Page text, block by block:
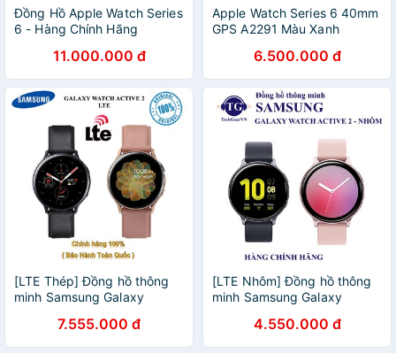
Đồng Hồ Apple Watch Series
6 - Hàng Chính Hãng
11.000.000 đ
Apple Watch Series 6 40mm
GPS A2291 Màu Xanh
98% MỚI6.500.000 đ
[LTE Thép] Đồng hồ thông
minh Samsung Galaxy
7.555.000 đ
[LTE Nhôm] Đồng hồ thông
minh Samsung Galaxy
4.550.000 đ